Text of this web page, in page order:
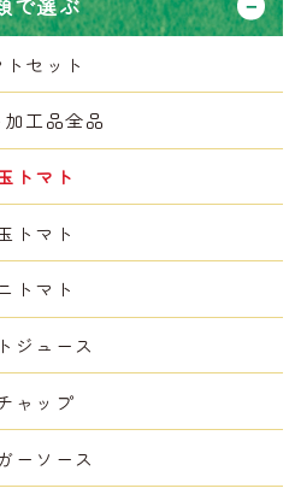
トセット
加工品全品
トマト
トマト
トマト
ジュース
ャップ
ーソース